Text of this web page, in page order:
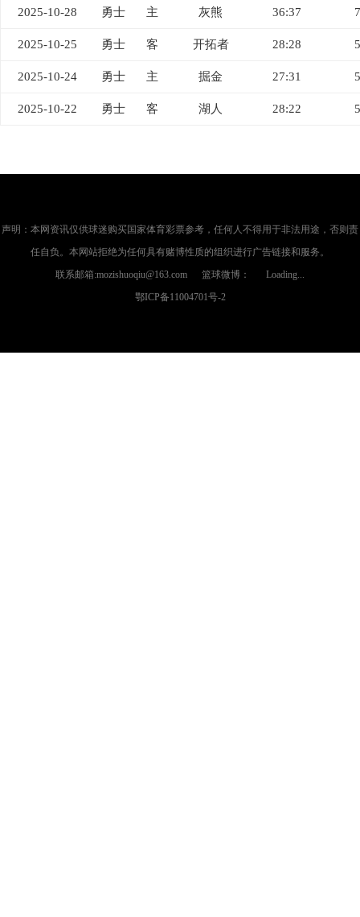
2025-10-28 勇士 主 灰熊 36:37
2025-10-25 勇士 客 开拓者 28:28
2025-10-24 勇士 主 掘金 27:31
2025-10-22 勇士 客 湖人 28:22
声明：本网资讯仅供球迷购买国家体育彩票参考，任何人不得用于非法用途，否则责
任自负。本网站拒绝为任何具有赌博性质的组织进行广告链接和服务。
联系邮箱:mozishuoqiu@163.com 篮球微博：
Loading...
鄂ICP备11004701号-2